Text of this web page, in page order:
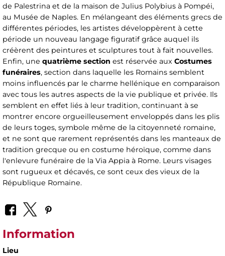
de Palestrina et de la maison de Julius Polybius à Pompéi,
au Musée de Naples. En mélangeant des éléments grecs de
différentes périodes, les artistes développèrent à cette
période un nouveau langage figuratif grâce auquel ils
créèrent des peintures et sculptures tout à fait nouvelles.
Enfin, une quatrième section est réservée aux Costumes
funéraires, section dans laquelle les Romains semblent
moins influencés par le charme hellénique en comparaison
avec tous les autres aspects de la vie publique et privée. Ils
semblent en effet liés à leur tradition, continuant à se
montrer encore orgueilleusement enveloppés dans les plis
de leurs toges, symbole même de la citoyenneté romaine,
et ne sont que rarement représentés dans les manteaux de
tradition grecque ou en costume héroïque, comme dans
l'enlevure funéraire de la Via Appia à Rome. Leurs visages
sont rugueux et décavés, ce sont ceux des vieux de la
République Romaine.
Information
Lieu